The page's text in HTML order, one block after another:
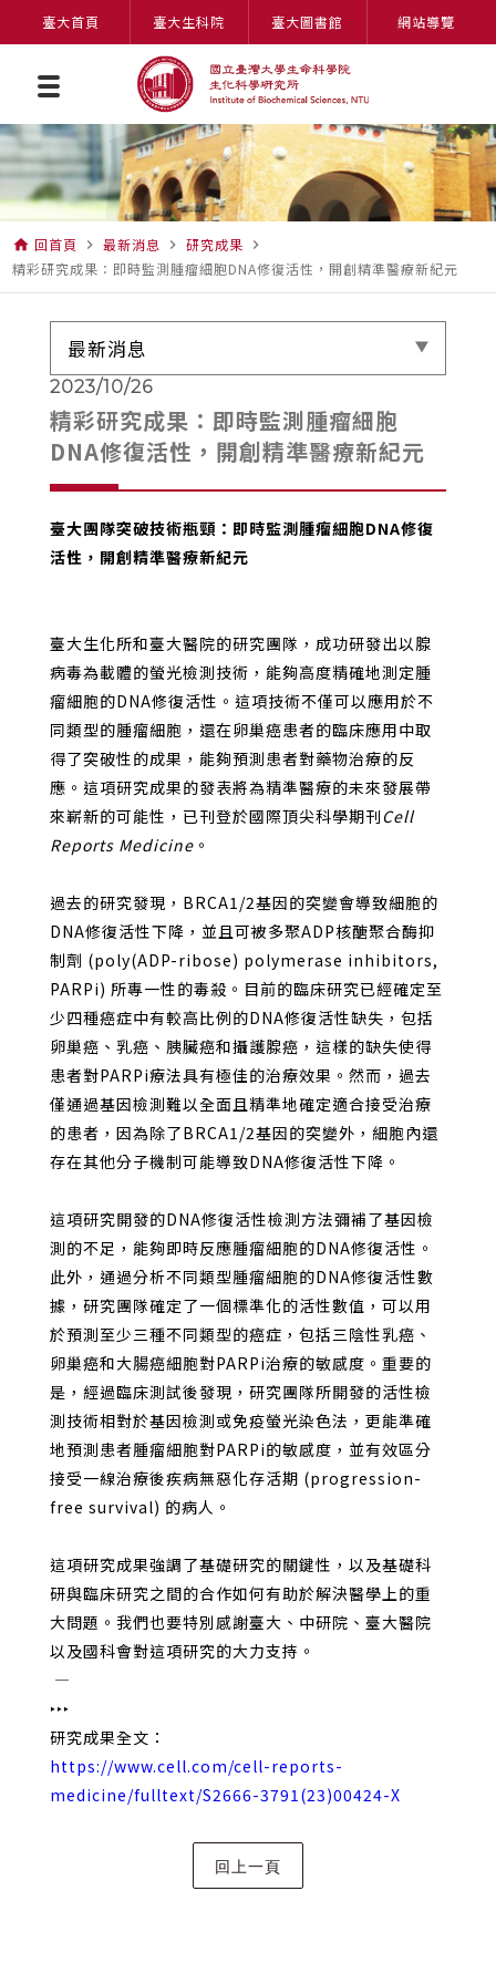
臺大首頁 臺大生科院 臺大圖書館 網站導覽
home 回首頁 navigate_next 最新消息 navigate_next 研究成果 navigate_next
精彩研究成果：即時監測腫瘤細胞DNA修復活性，開創精準醫療新紀元
最新消息
2023/10/26
精彩研究成果：即時監測腫瘤細胞
DNA修復活性，開創精準醫療新紀元
臺大團隊突破技術瓶頸：即時監測腫瘤細胞DNA修復
活性，開創精準醫療新紀元
臺大生化所和臺大醫院的研究團隊，成功研發出以腺
病毒為載體的螢光檢測技術，能夠高度精確地測定腫
瘤細胞的DNA修復活性。這項技術不僅可以應用於不
同類型的腫瘤細胞，還在卵巢癌患者的臨床應用中取
得了突破性的成果，能夠預測患者對藥物治療的反
應。這項研究成果的發表將為精準醫療的未來發展帶
來嶄新的可能性，已刊登於國際頂尖科學期刊Cell
Reports Medicine。
過去的研究發現，BRCA1/2基因的突變會導致細胞的
DNA修復活性下降，並且可被多聚ADP核醣聚合酶抑
制劑 (poly(ADP-ribose) polymerase inhibitors,
PARPi) 所專一性的毒殺。目前的臨床研究已經確定至
少四種癌症中有較高比例的DNA修復活性缺失，包括
卵巢癌、乳癌、胰臟癌和攝護腺癌，這樣的缺失使得
患者對PARPi療法具有極佳的治療效果。然而，過去
僅通過基因檢測難以全面且精準地確定適合接受治療
的患者，因為除了BRCA1/2基因的突變外，細胞內還
存在其他分子機制可能導致DNA修復活性下降。
這項研究開發的DNA修復活性檢測方法彌補了基因檢
測的不足，能夠即時反應腫瘤細胞的DNA修復活性。
此外，通過分析不同類型腫瘤細胞的DNA修復活性數
據，研究團隊確定了一個標準化的活性數值，可以用
於預測至少三種不同類型的癌症，包括三陰性乳癌、
卵巢癌和大腸癌細胞對PARPi治療的敏感度。重要的
是，經過臨床測試後發現，研究團隊所開發的活性檢
測技術相對於基因檢測或免疫螢光染色法，更能準確
地預測患者腫瘤細胞對PARPi的敏感度，並有效區分
接受一線治療後疾病無惡化存活期 (progression-
free survival) 的病人。
這項研究成果強調了基礎研究的關鍵性，以及基礎科
研與臨床研究之間的合作如何有助於解決醫學上的重
大問題。我們也要特別感謝臺大、中研院、臺大醫院
以及國科會對這項研究的大力支持。
―
‣‣‣
研究成果全文：
https://www.cell.com/cell-reports-
medicine/fulltext/S2666-3791(23)00424-X